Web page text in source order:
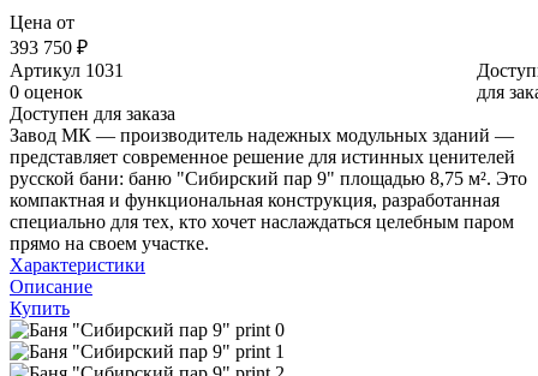
Цена от
393 750 ₽
для
Артикул 1031
0 оценок
Доступен для заказа
Завод МК — производитель надежных модульных зданий —
представляет современное решение для истинных ценителей
русской бани: баню "Сибирский пар 9" площадью 8,75 м². Это
компактная и функциональная конструкция, разработанная
специально для тех, кто хочет наслаждаться целебным паром
прямо на своем участке.
Характеристики
Описание
Купить